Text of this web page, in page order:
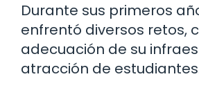
Durante sus primeros
enfrentó diversos retos,
adecuación de su
atracción de